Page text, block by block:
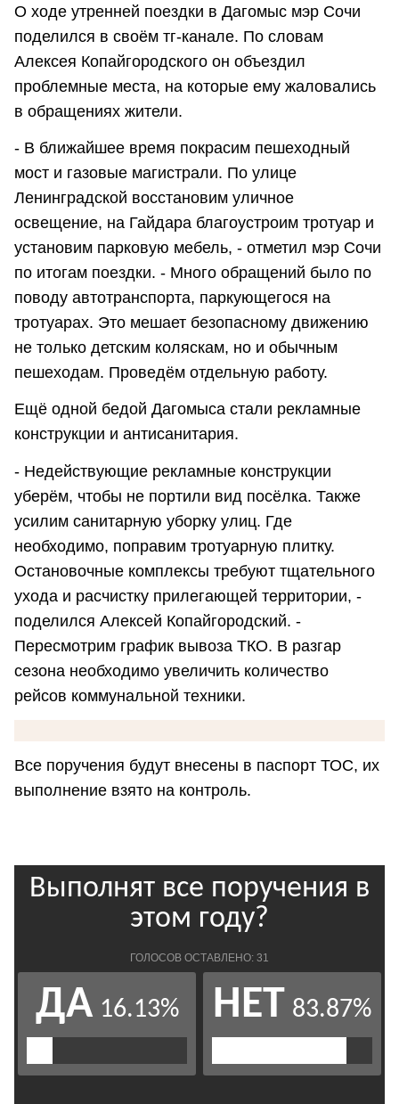
О ходе утренней поездки в Дагомыс мэр Сочи
поделился в своём тг-канале. По словам
Алексея Копайгородского он объездил
проблемные места, на которые ему жаловались
в обращениях жители.
- В ближайшее время покрасим пешеходный
мост и газовые магистрали. По улице
Ленинградской восстановим уличное
освещение, на Гайдара благоустроим тротуар и
установим парковую мебель, - отметил мэр Сочи
по итогам поездки. - Много обращений было по
поводу автотранспорта, паркующегося на
тротуарах. Это мешает безопасному движению
не только детским коляскам, но и обычным
пешеходам. Проведём отдельную работу.
Ещё одной бедой Дагомыса стали рекламные
конструкции и антисанитария.
- Недействующие рекламные конструкции
уберём, чтобы не портили вид посёлка. Также
усилим санитарную уборку улиц. Где
необходимо, поправим тротуарную плитку.
Остановочные комплексы требуют тщательного
ухода и расчистку прилегающей территории, -
поделился Алексей Копайгородский. -
Пересмотрим график вывоза ТКО. В разгар
сезона необходимо увеличить количество
рейсов коммунальной техники.
Все поручения будут внесены в паспорт ТОС, их
выполнение взято на контроль.